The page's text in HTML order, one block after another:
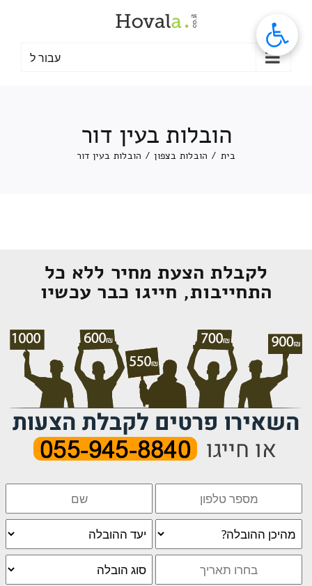
עבור ל
הובלות בעין דור
בית / הובלות בצפון / הובלות בעין דור
לקבלת הצעת מחיר ללא כל
התחייבות, חייגו כבר עכשיו